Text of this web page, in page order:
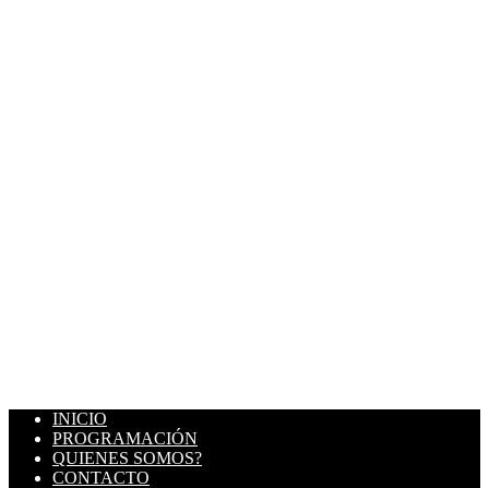
INICIO
PROGRAMACIÓN
QUIENES SOMOS?
CONTACTO